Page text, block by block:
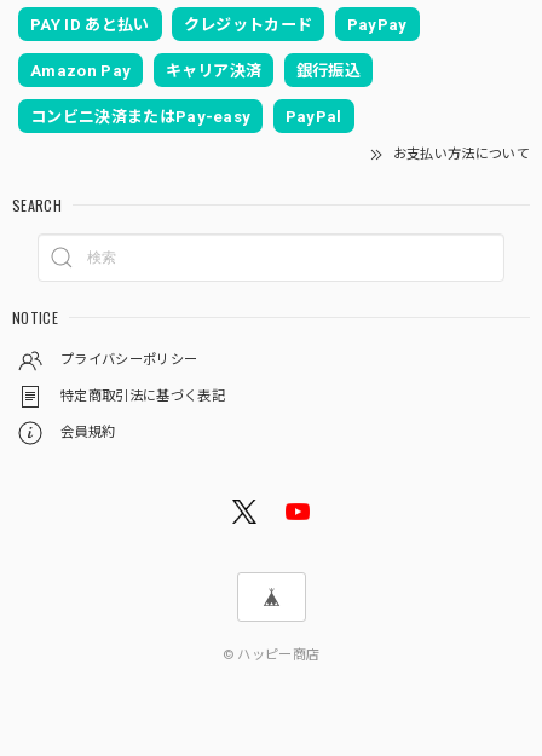
PAY ID あと払い クレジットカード PayPay
Amazon Pay キャリア決済 銀行振込
コンビニ決済またはPay-easy PayPal
お支払い方法について
SEARCH
NOTICE
プライバシーポリシー
特定商取引法に基づく表記
会員規約
© ハッピー商店